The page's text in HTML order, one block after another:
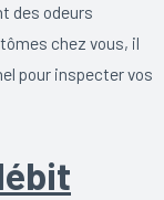
des odeurs
chez vous, il
pour inspecter vos